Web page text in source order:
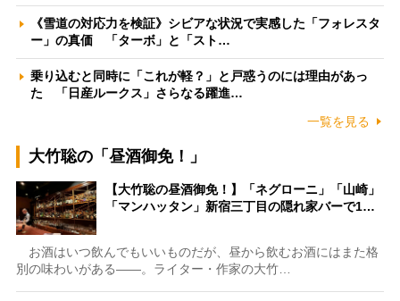
《雪道の対応力を検証》シビアな状況で実感した「フォレスタ
ー」の真価 「ターボ」と「スト…
乗り込むと同時に「これが軽？」と戸惑うのには理由があっ
た 「日産ルークス」さらなる躍進…
一覧を見る
大竹聡の「昼酒御免！」
【大竹聡の昼酒御免！】「ネグローニ」「山崎」
「マンハッタン」新宿三丁目の隠れ家バーで1…
お酒はいつ飲んでもいいものだが、昼から飲むお酒にはまた格
別の味わいがある――。ライター・作家の大竹…